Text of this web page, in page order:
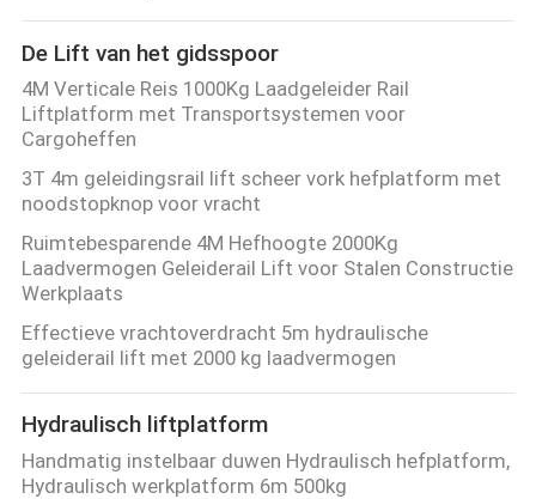
De Lift van het gidsspoor
4M Verticale Reis 1000Kg Laadgeleider Rail
Liftplatform met Transportsystemen voor
Cargoheffen
3T 4m geleidingsrail lift scheer vork hefplatform met
noodstopknop voor vracht
Ruimtebesparende 4M Hefhoogte 2000Kg
Laadvermogen Geleiderail Lift voor Stalen Constructie
Werkplaats
Effectieve vrachtoverdracht 5m hydraulische
geleiderail lift met 2000 kg laadvermogen
Hydraulisch liftplatform
Handmatig instelbaar duwen Hydraulisch hefplatform,
Hydraulisch werkplatform 6m 500kg